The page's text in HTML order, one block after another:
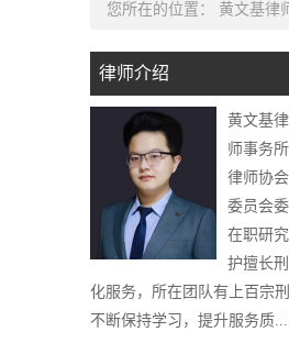
您所在的位置： 黄文基律
律师介绍
黄文基
师事务
律师协
委员会
在职研
护擅长
化服务，所在团队有上百宗
不断保持学习，提升服务质...